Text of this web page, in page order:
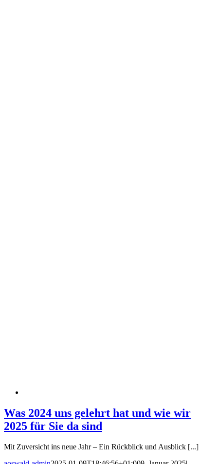
Was 2024 uns gelehrt hat und wie wir
2025 für Sie da sind
Mit Zuversicht ins neue Jahr – Ein Rückblick und Ausblick [...]